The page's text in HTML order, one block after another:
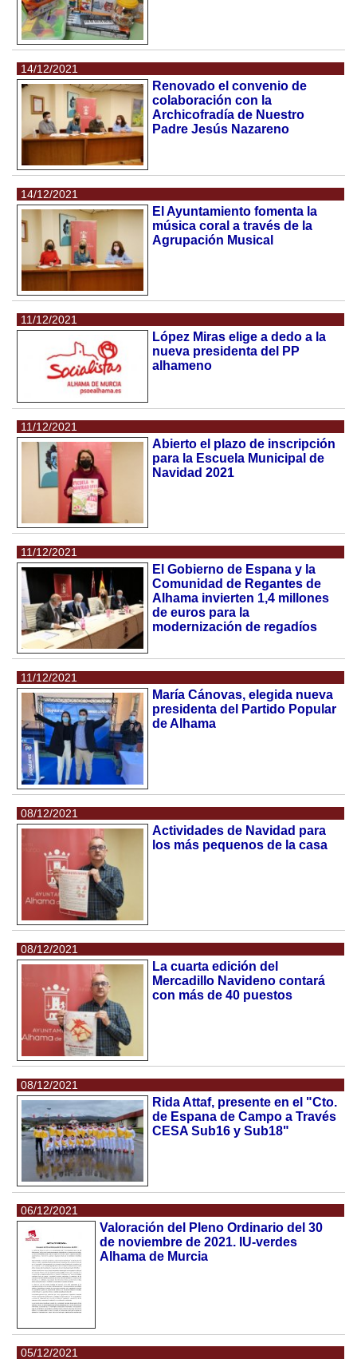
14/12/2021
Renovado el convenio de
colaboración con la
Archicofradía de Nuestro
Padre Jesús Nazareno
14/12/2021
El Ayuntamiento fomenta la
música coral a través de la
Agrupación Musical
11/12/2021
López Miras elige a dedo a la
nueva presidenta del PP
alhameno
11/12/2021
Abierto el plazo de inscripción
para la Escuela Municipal de
Navidad 2021
11/12/2021
El Gobierno de Espana y la
Comunidad de Regantes de
Alhama invierten 1,4 millones
de euros para la
modernización de regadíos
11/12/2021
María Cánovas, elegida nueva
presidenta del Partido Popular
de Alhama
08/12/2021
Actividades de Navidad para
los más pequenos de la casa
08/12/2021
La cuarta edición del
Mercadillo Navideno contará
con más de 40 puestos
08/12/2021
Rida Attaf, presente en el "Cto.
de Espana de Campo a Través
CESA Sub16 y Sub18"
06/12/2021
Valoración del Pleno Ordinario del 30
de noviembre de 2021. IU-verdes
Alhama de Murcia
05/12/2021